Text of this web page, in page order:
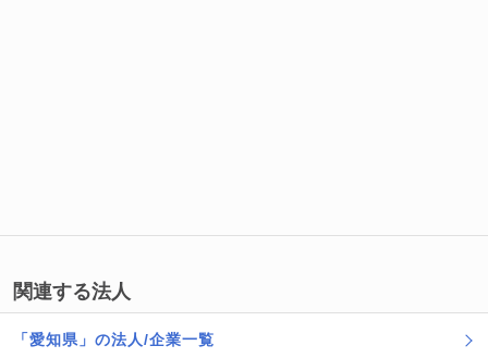
関連する法人
「愛知県」の法人/企業一覧